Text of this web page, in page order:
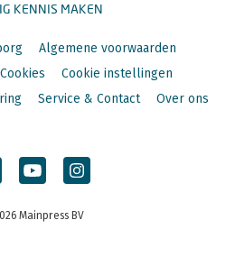
KENNIS MAKEN
Algemene voorwaarden
Cookies
Cookie instellingen
Service & Contact Over ons
Mainpress BV